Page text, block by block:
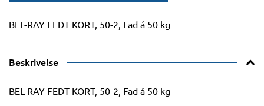
BEL-RAY FEDT KORT, 50-2, Fad á 50 kg
Beskrivelse
BEL-RAY FEDT KORT, 50-2, Fad á 50 kg